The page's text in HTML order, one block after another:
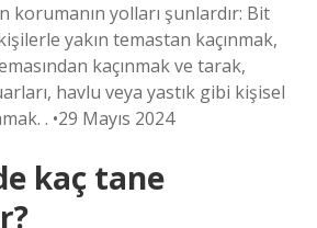
korumanın yolları şunlardır: Bit
yakın temastan kaçınmak,
kaçınmak ve tarak,
havlu veya yastık gibi kişisel
. •29 Mayıs 2024
kaç tane